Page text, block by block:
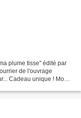
plume tisse" édité par
de l'ouvrage
Cadeau unique ! Mon